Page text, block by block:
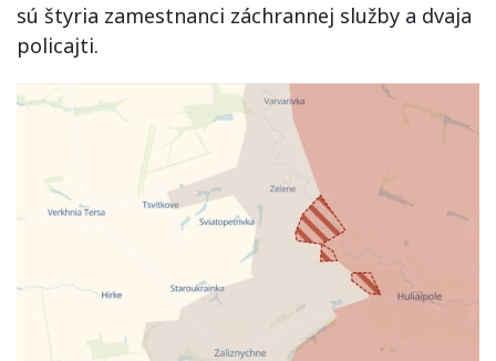
sú štyria zamestnanci záchrannej služby a dvaja
policajti.